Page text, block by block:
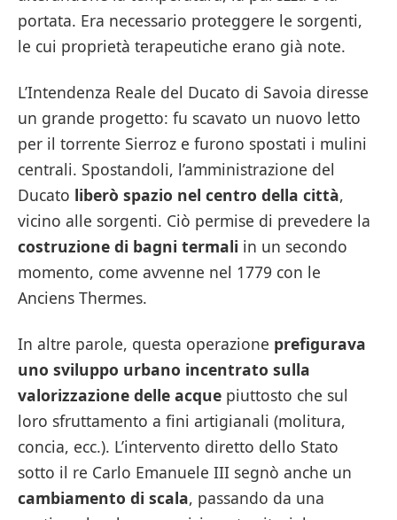
portata. Era necessario proteggere le sorgenti,
le cui proprietà terapeutiche erano già note.
L’Intendenza Reale del Ducato di Savoia diresse
un grande progetto: fu scavato un nuovo letto
per il torrente Sierroz e furono spostati i mulini
centrali. Spostandoli, l’amministrazione del
Ducato liberò spazio nel centro della città,
vicino alle sorgenti. Ciò permise di prevedere la
costruzione di bagni termali in un secondo
momento, come avvenne nel 1779 con le
Anciens Thermes.
In altre parole, questa operazione prefigurava
uno sviluppo urbano incentrato sulla
valorizzazione delle acque piuttosto che sul
loro sfruttamento a fini artigianali (molitura,
concia, ecc.). L’intervento diretto dello Stato
sotto il re Carlo Emanuele III segnò anche un
cambiamento di scala, passando da una